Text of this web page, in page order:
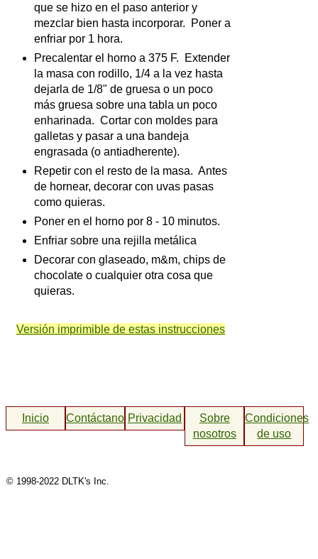
que se hizo en el paso anterior y
mezclar bien hasta incorporar. Poner a
enfriar por 1 hora.
Precalentar el horno a 375 F. Extender
la masa con rodillo, 1/4 a la vez hasta
dejarla de 1/8" de gruesa o un poco
más gruesa sobre una tabla un poco
enharinada. Cortar con moldes para
galletas y pasar a una bandeja
engrasada (o antiadherente).
Repetir con el resto de la masa. Antes
de hornear, decorar con uvas pasas
como quieras.
Poner en el horno por 8 - 10 minutos.
Enfriar sobre una rejilla metálica
Decorar con glaseado, m&m, chips de
chocolate o cualquier otra cosa que
quieras.
Versión imprimible de estas instrucciones
Inicio ContáctanosPrivacidad
Sobre
nosotros
Condiciones
de uso
© 1998-2022 DLTK's Inc.